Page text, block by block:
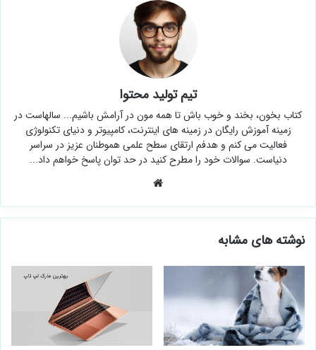
تیم تولید محتوا
کتاب بخون، بخند و خوب باش تا همه مون در آرامش باشیم... سالهاست در
زمینه آموزش رایگان در زمینه های اینترنت، کامپیوتر و دنیای تکنولوژی
فعالیت می کنم و هدفم ارتقای سطح علمی هموطنان عزیز در سراسر
دنیاست. سوالات خود را مطرح کنید در حد توان پاسخ خواهم داد...
نوشته های مشابه